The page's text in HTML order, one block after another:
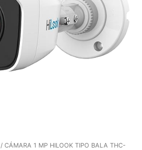
/ CÁMARA 1 MP HILOOK TIPO BALA THC-